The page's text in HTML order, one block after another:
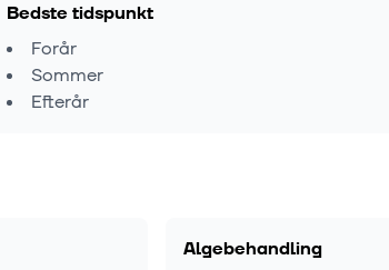
Bedste tidspunkt
Forår
Sommer
Efterår
Algebehandling